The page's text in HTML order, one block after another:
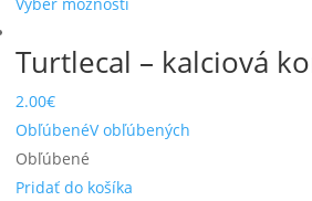
Turtlecal – kalciová
2.00€
ObľúbenéV obľúbených
Obľúbené
Pridať do košíka